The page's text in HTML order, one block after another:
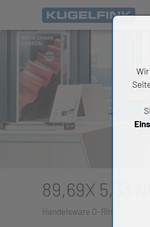
89,69X 5,33
Handelsware O-Ring